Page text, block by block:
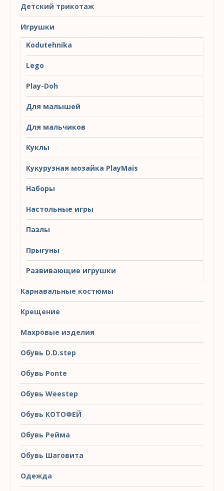
Детский трикотаж
Игрушки
Kodutehnika
Lego
Play-Doh
Для малышей
Для мальчиков
Куклы
Кукурузная мозайка PlayMais
Наборы
Настольные игры
Пазлы
Прыгуны
Развивающие игрушки
Карнавальные костюмы
Крещение
Махровые изделия
Обувь D.D.step
Обувь Ponte
Обувь Weestep
Обувь КОТОФЕЙ
Обувь Рейма
Обувь Шаговита
Одежда